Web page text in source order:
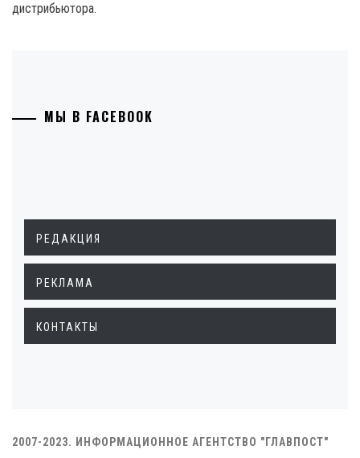
дистрибьютора.
МЫ В FACEBOOK
РЕДАКЦИЯ
РЕКЛАМА
КОНТАКТЫ
2007-2023. ИНФОРМАЦИОННОЕ АГЕНТСТВО "ГЛАВПОСТ"